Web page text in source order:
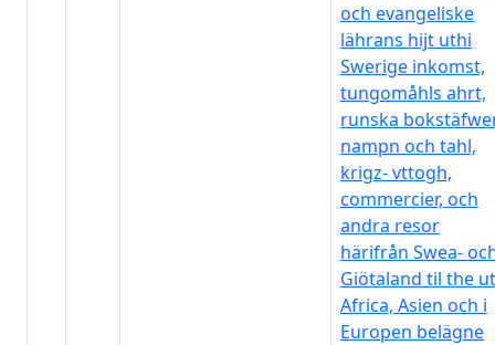
och evangeliske
lährans hijt uthi
Swerige inkomst,
tungomåhls ahrt,
runska
nampn och tahl,
krigz- vttogh,
commercier, och
andra resor
härifrån Swea-
Giötaland til the
Africa, Asien och i
Europen belägne